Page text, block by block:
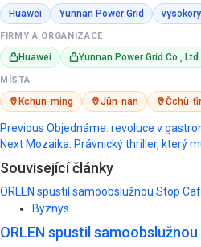
Huawei Yunnan Power Grid
FIRMY A ORGANIZACE
Huawei Yunnan Power Grid Co., Ltd.
MÍSTA
Kchun-ming Jün-nan Čchü-
Post
navigation
Previous Objednáme: revoluce v
NextMozaika: Právnický thriller, který
Související články
ORLEN spustil samoobslužnou Stop
Byznys
ORLEN spustil